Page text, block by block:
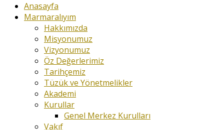
Anasayfa
Marmaralıyım
Hakkımızda
Misyonumuz
Vizyonumuz
Öz Değerlerimiz
Tarihçemiz
Tüzük ve Yönetmelikler
Akademi
Kurullar
Genel Merkez Kurulları
Vakıf